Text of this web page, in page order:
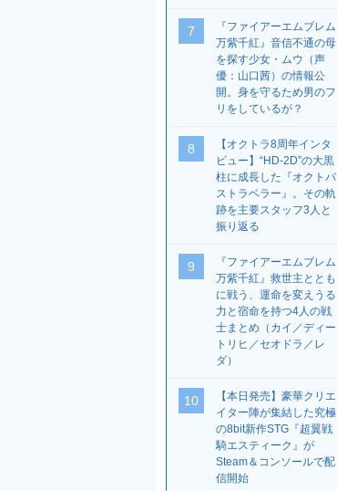
7
『ファイアーエムブレム
万紫千紅』音信不通の母
を探す少女・ムウ（声
優：山口茜）の情報公
開。身を守るため男のフ
リをしているが？
8
【オクトラ8周年インタ
ビュー】“HD-2D”の大黒
柱に成長した『オクトパ
ストラベラー』。その軌
跡を主要スタッフ3人と
振り返る
9
『ファイアーエムブレム
万紫千紅』救世主ととも
に戦う、運命を変えうる
力と宿命を持つ4人の戦
士まとめ（カイ／ディー
トリヒ／セオドラ／レ
ダ）
10
【本日発売】豪華クリエ
イター陣が集結した究極
の8bit新作STG『超翼戦
騎エスティーク』が
Steam＆コンソールで配
信開始